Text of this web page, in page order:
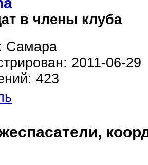
в члены клуба
Самара
2011-06-29
423